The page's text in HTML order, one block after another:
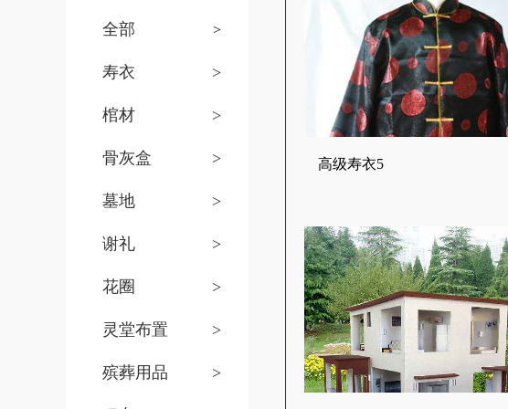
全部 >
寿衣 >
棺材 >
骨灰盒 >
墓地 >
谢礼 >
花圈 >
灵堂布置 >
殡葬用品 >
高级寿衣5